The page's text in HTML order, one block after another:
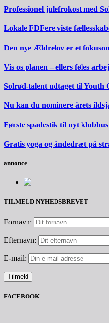
Professionel julefrokost med
Lokale FDFere viste
Den nye Ældrelov er et
Vis os planen – ellers føles
Solrød-talent udtaget til Youth
Nu kan du nominere årets
Første spadestik til nyt
Gratis yoga og åndedræt på
annonce
TILMELD NYHEDSBREVET
Fornavn:
Efternavn:
E-mail:
FACEBOOK